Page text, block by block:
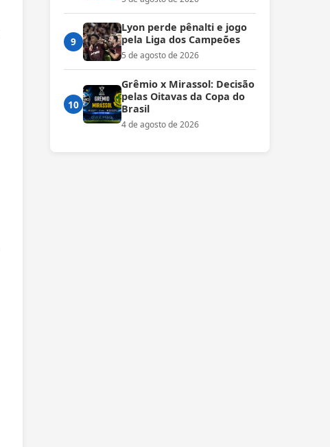
9
Lyon perde pênalti e jogo
pela Liga dos Campeões
5 de agosto de 2026
10
Grêmio x Mirassol: Decisão
pelas Oitavas da Copa do
Brasil
4 de agosto de 2026